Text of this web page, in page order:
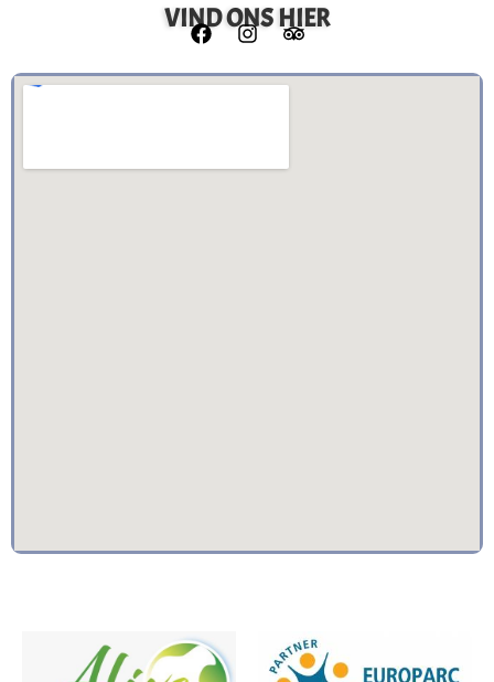
VIND ONS HIER